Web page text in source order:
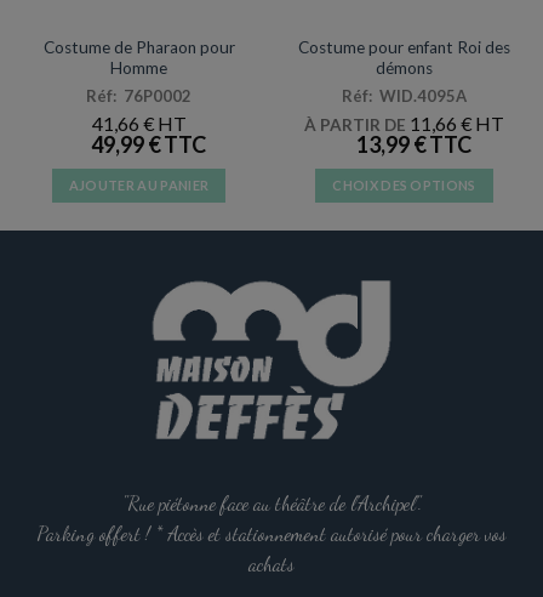
Costume de Pharaon pour
Homme
Réf: 76P0002
41,66 €
49,99€
AJOUTER AU PANIER
Costume pour enfant Roi des
démons
Réf: WID.4095A
À PARTIR DE 11,66 €
13,99€
CHOIX DES OPTIONS
la
du
"Rue piétonne face au théâtre de l'Archipel".
Parking offert ! * Accès et stationnement autorisé pour charger vos
achats